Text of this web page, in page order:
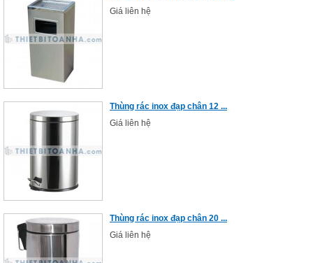
Giá liên hệ
Thùng rác inox đạp chân 12 ...
Giá liên hệ
Thùng rác inox đạp chân 20 ...
Giá liên hệ